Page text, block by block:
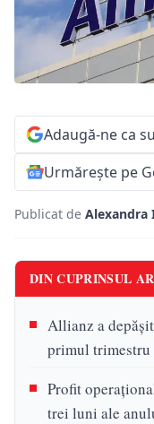
Adaugă-ne ca
Urmărește pe
Publicat de Alexandra
DIN CUPRINSUL
Allianz a
primul trimestru
Profit
trei luni ale